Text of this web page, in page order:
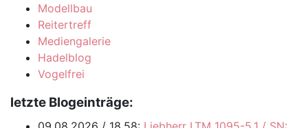
Modellbau
Reitertreff
Mediengalerie
Hadelblog
Vogelfrei
letzte Blogeinträge: